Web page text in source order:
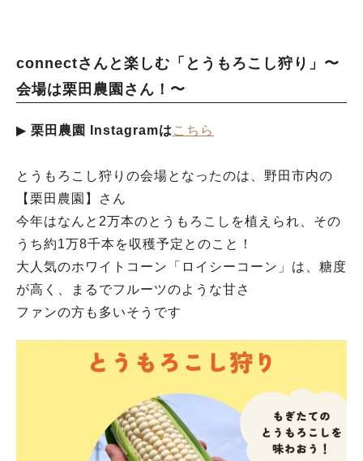
connectさんと楽しむ「とうもろこし狩り」〜
会場は栗田農園さん！〜
▶︎ 栗田農園 Instagramは こちら
とうもろこし狩りの会場となったのは、野田市内の
【栗田農園】さん
今年はなんと2万本のとうもろこしを植えられ、その
うち約1万8千本を収穫予定とのこと！
大人気のホワイトコーン「ロイシーコーン」は、糖度
が高く、まるでフルーツのような甘さ
ファンの方も多いそうです